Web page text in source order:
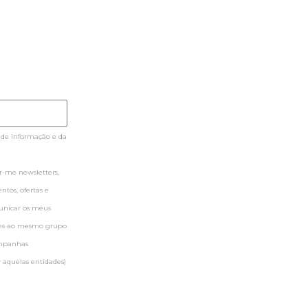
informação e da
me newsletters,
ofertas e
os meus
ao mesmo grupo
entidades)